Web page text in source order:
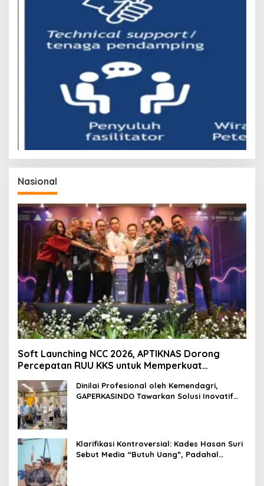
Nasional
Soft Launching NCC 2026, APTIKNAS Dorong
Percepatan RUU KKS untuk Memperkuat
Kedaulatan Digital Indonesia
Dinilai Profesional oleh Kemendagri,
GAPERKASINDO Tawarkan Solusi Inovatif
Klarifikasi Kontroversial: Kades Hasan Suri
Sebut Media “Butuh Uang”, Padahal